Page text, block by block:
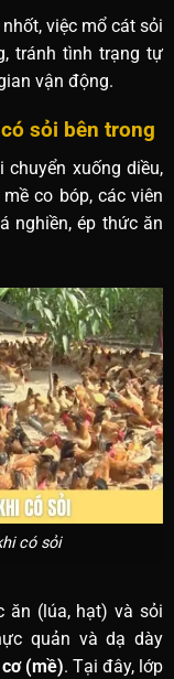
việc mổ cát sỏi
tránh tình trạng tự
vận động.
sỏi bên trong
xuống diều,
co bóp, các viên
nghiền, ép thức ăn
có sỏi
ăn (lúa, hạt) và sỏi
quản và dạ dày
(mề). Tại đây, lớp